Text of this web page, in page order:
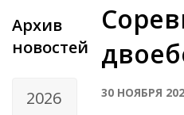
Архив
новостей
2026 30 НОЯБРЯ